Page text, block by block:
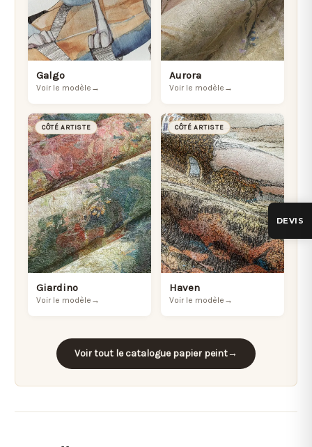
Galgo
Voir le modèle →
Aurora
Voir le modèle →
CÔTÉ ARTISTE
Giardino
Voir le modèle →
CÔTÉ ARTISTE
Haven
Voir le modèle →
Voir tout le catalogue papier peint→
DEVIS